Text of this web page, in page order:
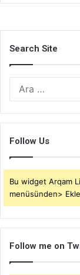
Search Site
Follow Us
Bu widget Arqam
menüsünden>
Follow me on